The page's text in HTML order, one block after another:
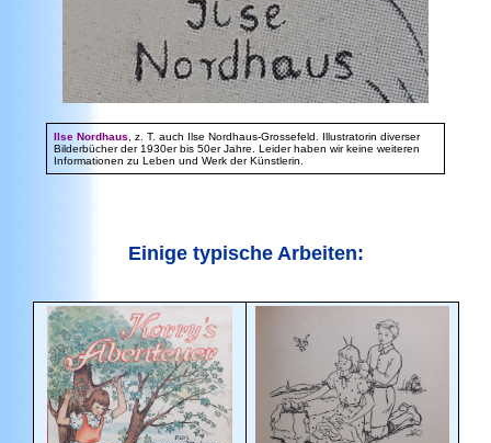
Ilse Nordhaus , z. T. auch Ilse Nordhaus-Grossefeld. Illustratorin diverser
Bilderbücher der 1930er bis 50er Jahre. Leider haben wir keine weiteren
Informationen zu Leben und Werk der Künstlerin.
Einige typische Arbeiten: